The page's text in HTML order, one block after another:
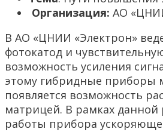
Организация: АО
В АО «ЦНИИ «Электрон»
фотокатод и
возможность усиления
этому гибридные приборы
появляется возможность
матрицей. В рамках
работы прибора